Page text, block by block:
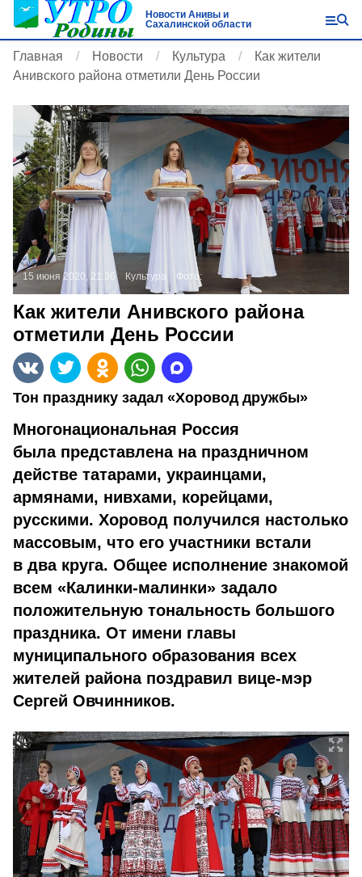
Новости Анивы и
Сахалинской области
Главная Новости Культура
Как жители
Анивского района отметили День России
15 июня 2020, 21:36 Культура Фото:
Как жители Анивского района
отметили День России
Тон празднику задал «Хоровод дружбы»
Многонациональная Россия
была представлена на праздничном
действе татарами, украинцами,
армянами, нивхами, корейцами,
русскими. Хоровод получился настолько
массовым, что его участники встали
в два круга. Общее исполнение знакомой
всем «Калинки-малинки» задало
положительную тональность большого
праздника. От имени главы
муниципального образования всех
жителей района поздравил вице-мэр
Сергей Овчинников.